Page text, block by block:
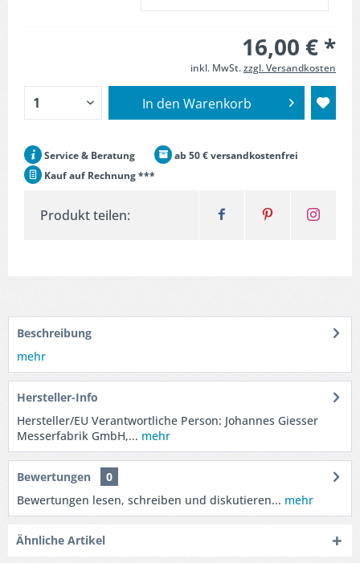
16,00 € *
inkl. MwSt.zzgl. Versandkosten
In den Warenkorb
Service & Beratung
ab 50 € versandkostenfrei
Kauf auf Rechnung ***
Produkt teilen:
Beschreibung
mehr
Hersteller-Info
Hersteller/EU Verantwortliche Person: Johannes Giesser
Messerfabrik GmbH,... mehr
Bewertungen
0
Bewertungen lesen, schreiben und diskutieren... mehr
Ähnliche Artikel